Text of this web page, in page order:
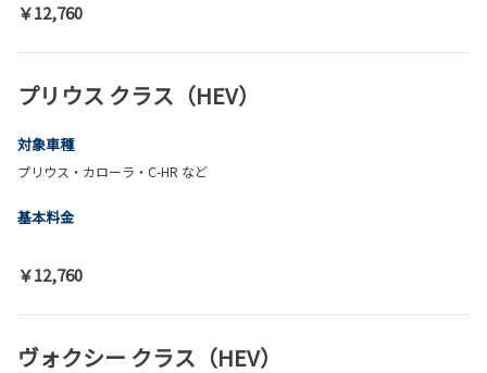
￥12,760
プリウス クラス（HEV）
対象車種
プリウス・カローラ・C-HR など
基本料金
￥12,760
ヴォクシー クラス（HEV）